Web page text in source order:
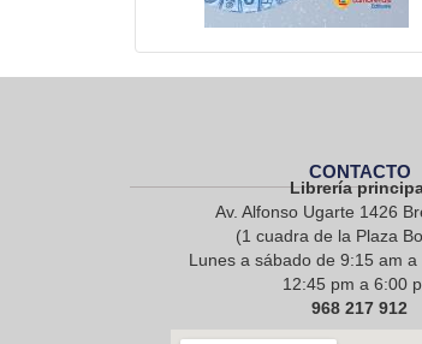
CONTACTO
Librería
Av. Alfonso Ugarte 1426
(1 cuadra de la Plaza
Lunes a sábado de 9:15 am a
12:45 pm a 6:00
968 217 912